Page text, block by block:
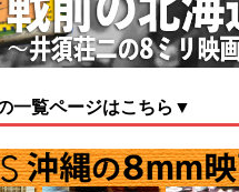
一覧ページはこちら▼